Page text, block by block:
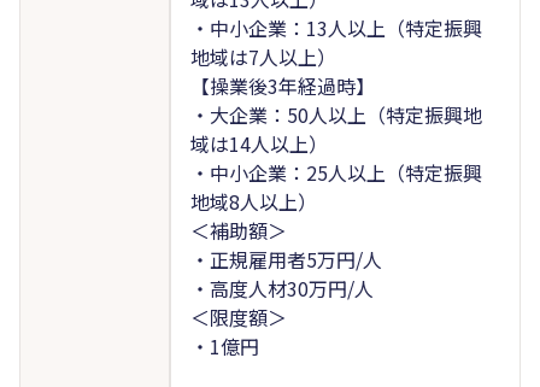
・中小企業：13人以上（特定振興
地域は7人以上）
【操業後3年経過時】
・大企業：50人以上（特定振興地
域は14人以上）
・中小企業：25人以上（特定振興
地域8人以上）
＜補助額＞
・正規雇用者5万円/人
・高度人材30万円/人
＜限度額＞
・1億円